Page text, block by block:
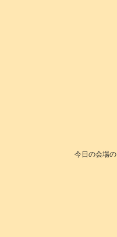
今日の会場